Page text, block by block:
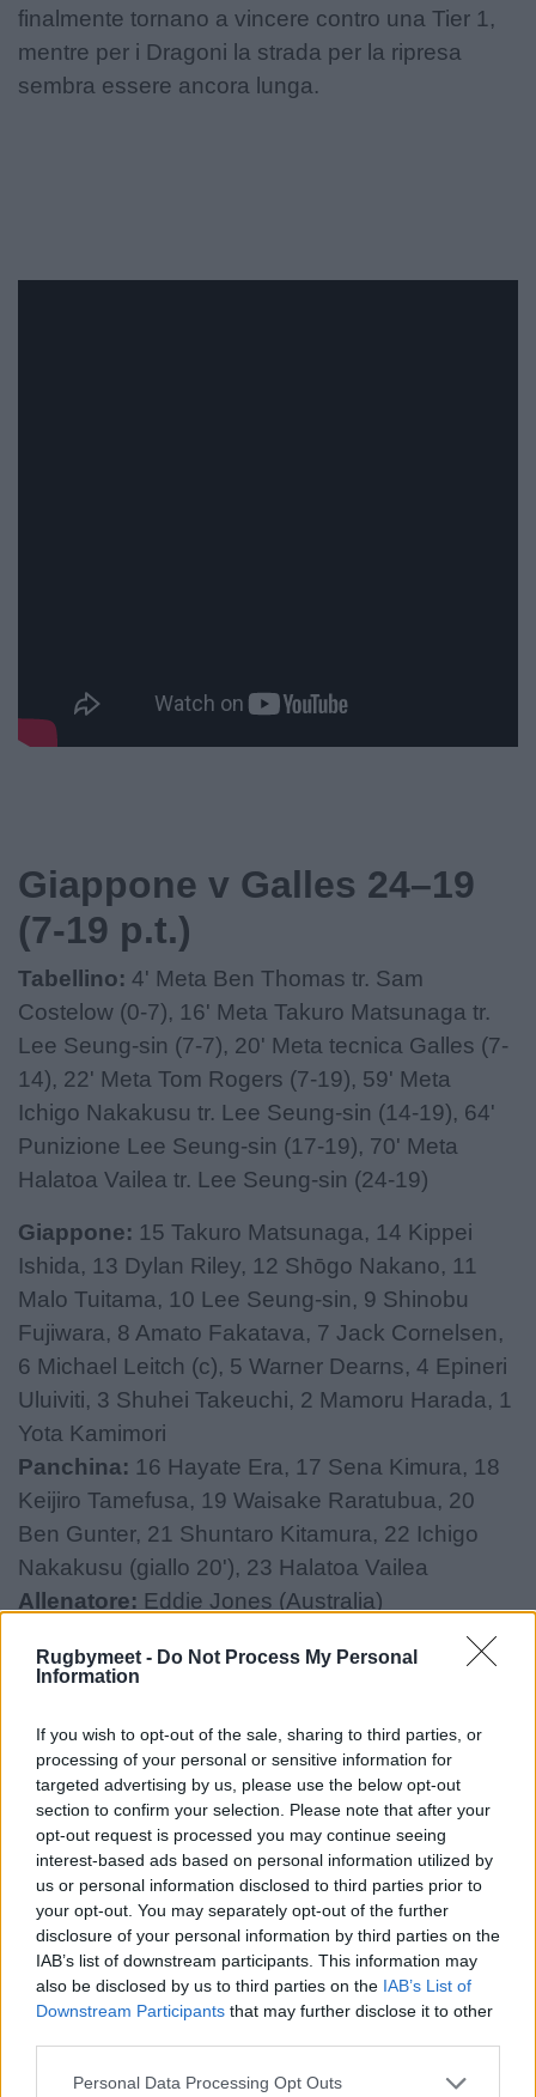
Rugbymeet - Do Not Process My Personal
Information
If you wish to opt-out of the sale, sharing to third parties, or
processing of your personal or sensitive information for
targeted advertising by us, please use the below opt-out
section to confirm your selection. Please note that after your
opt-out request is processed you may continue seeing
interest-based ads based on personal information utilized by
us or personal information disclosed to third parties prior to
your opt-out. You may separately opt-out of the further
disclosure of your personal information by third parties on the
IAB’s list of downstream participants. This information may
also be disclosed by us to third parties on the IAB’s List of
Downstream Participants that may further disclose it to other
Personal Data Processing Opt Outs
finalmente tornano a vincere contro una Tier 1,
mentre per i Dragoni la strada per la ripresa
sembra essere ancora lunga.
Giappone v Galles 24–19
(7-19 p.t.)
Tabellino: 4' Meta Ben Thomas tr. Sam
Costelow (0-7), 16' Meta Takuro Matsunaga tr.
Lee Seung-sin (7-7), 20' Meta tecnica Galles (7-
14), 22' Meta Tom Rogers (7-19), 59' Meta
Ichigo Nakakusu tr. Lee Seung-sin (14-19), 64'
Punizione Lee Seung-sin (17-19), 70' Meta
Halatoa Vailea tr. Lee Seung-sin (24-19)
Giappone: 15 Takuro Matsunaga, 14 Kippei
Ishida, 13 Dylan Riley, 12 Shōgo Nakano, 11
Malo Tuitama, 10 Lee Seung-sin, 9 Shinobu
Fujiwara, 8 Amato Fakatava, 7 Jack Cornelsen,
6 Michael Leitch (c), 5 Warner Dearns, 4 Epineri
Uluiviti, 3 Shuhei Takeuchi, 2 Mamoru Harada, 1
Yota Kamimori
Panchina: 16 Hayate Era, 17 Sena Kimura, 18
Keijiro Tamefusa, 19 Waisake Raratubua, 20
Ben Gunter, 21 Shuntaro Kitamura, 22 Ichigo
Nakakusu (giallo 20'), 23 Halatoa Vailea
Allenatore: Eddie Jones (Australia)
Galles:15 Blair Murray, 14 Tom Rogers, 13
Johnny Williams, 12 Ben Thomas, 11 Josh
Taulupe Faletau, 7 Josh Macleod, 6 Alex Mann,
5 Teddy Williams, 4 Ben Carter, 3 Keiron
Assiratti, 2 Dewi Lake (c), 1 Nicky Smith
Panchina:16 Liam Belcher, 17 Gareth Thomas,
18 Archie Griffin, 19 James Ratti, 20 Aaron
Wainwright, 21 Tommy Reffell, 22 Rhodri
Williams, 23 Joe Roberts
Allenatore:Matt Sherratt (Inghilterra)